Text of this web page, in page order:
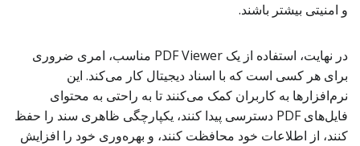
و امنیتی بیشتر باشند.
در نهایت، استفاده از یک PDF Viewer مناسب، امری ضروری
برای هر کسی است که با اسناد دیجیتال کار می‌کند. این
نرم‌افزارها به کاربران کمک می‌کنند تا به راحتی به محتوای
فایل‌های PDF دسترسی پیدا کنند، یکپارچگی ظاهری سند را حفظ
کنند، از اطلاعات خود محافظت کنند، و بهره‌وری خود را افزایش